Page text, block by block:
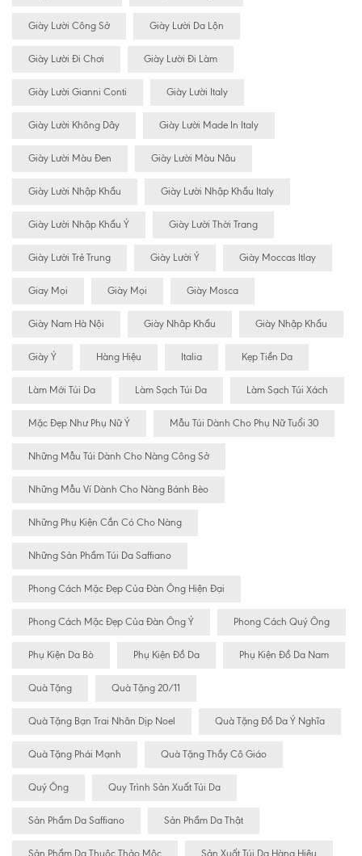
Giày Lười Công Sở Giày Lười Da Lộn
Giày Lười Đi Chơi Giày Lười Đi Làm
Giày Lười Gianni Conti Giày Lười Italy
Giày Lười Không Dây Giày Lười Made In Italy
Giày Lười Màu Đen Giày Lười Màu Nâu
Giày Lười Nhập Khẩu Giày Lười Nhập Khẩu Italy
Giày Lười Nhập Khẩu Ý Giày Lười Thời Trang
Giày Lười Trẻ Trung Giày Lười Ý Giày Moccas Itlay
Giay Mọi Giày Mọi Giày Mosca
Giày Nam Hà Nội Giày Nhâp Khẩu Giày Nhập Khẩu
Giày Ý Hàng Hiệu Italia Kẹp Tiền Da
Làm Mới Túi Da Làm Sạch Túi Da Làm Sạch Túi Xách
Mặc Đẹp Như Phụ Nữ Ý Mẫu Túi Dành Cho Phụ Nữ Tuổi 30
Những Mẫu Túi Dành Cho Nàng Công Sở
Những Mẫu Ví Dành Cho Nàng Bánh Bèo
Những Phụ Kiện Cần Có Cho Nàng
Những Sản Phẩm Túi Da Saffiano
Phong Cách Mặc Đẹp Của Đàn Ông Hiện Đại
Phong Cách Mặc Đẹp Của Đàn Ông Ý Phong Cách Quý Ông
Phụ Kiện Da Bò Phụ Kiện Đồ Da Phụ Kiện Đồ Da Nam
Quà Tặng Quà Tặng 20/11
Quà Tặng Bạn Trai Nhân Dịp Noel Quà Tặng Đồ Da Ý Nghĩa
Quà Tặng Phái Mạnh Quà Tặng Thầy Cô Giáo
Quý Ông Quy Trình Sản Xuất Túi Da
Sản Phẩm Da Saffiano Sản Phẩm Da Thật